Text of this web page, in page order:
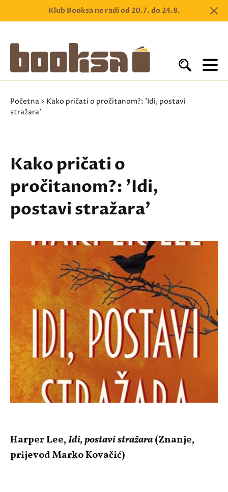
Klub Booksa ne radi od 20.7. do 24.8.
Početna > Kako pričati o pročitanom?: 'Idi, postavi
stražara'
Kako pričati o
pročitanom?: 'Idi,
postavi stražara'
Harper Lee,Idi, postavi stražara(Znanje,
prijevod Marko Kovačić)